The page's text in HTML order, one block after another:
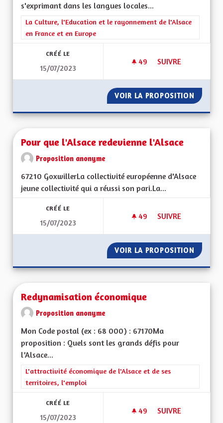
s'exprimant dans les langues locales...
Filtrer les résultats de la catégorie : La Culture, l'Education et
La Culture, l'Education et le rayonnement de l'Alsace
en France et en Europe
CRÉÉ LE
15/07/2023
49 49 ABONNÉS
SUIVRE
VOIR LA PROPOSITION
Pour que l'Alsace redevienne l'Alsace
Proposition anonyme
67210 GoxwillerLa collectivité européenne d'Alsace
jeune collectivité qui a réussi son pari.La...
CRÉÉ LE
15/07/2023
49 49 ABONNÉS
SUIVRE
VOIR LA PROPOSITION POUR
Redynamisation économique
Proposition anonyme
Mon Code postal (ex : 68 000) : 67170Ma
proposition : Quels sont les grands défis pour
l’Alsace...
Filtrer les résultats de la catégorie : L'attractivité
L'attractivité économique de l'Alsace et de ses
territoires, l'emploi
CRÉÉ LE
15/07/2023
49 49 ABONNÉS
SUIVRE